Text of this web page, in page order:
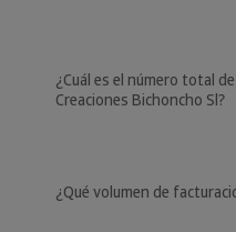
¿Cuál es el número total
Creaciones Bichoncho Sl?
¿Qué volumen de